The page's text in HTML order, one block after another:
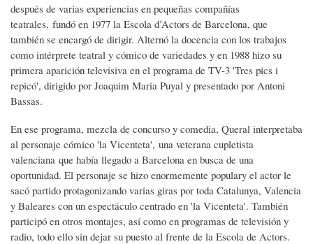
después de varias experiencias en pequeñas compañías
teatrales, fundó en 1977 la Escola d’Actors de Barcelona, que
también se encargó de dirigir. Alternó la docencia con los trabajos
como intérprete teatral y cómico de variedades y en 1988 hizo su
primera aparición televisiva en el programa de TV-3 'Tres pics i
repicó', dirigido por Joaquim Maria Puyal y presentado por Antoni
Bassas.
En ese programa, mezcla de concurso y comedia, Queral interpretaba
al personaje cómico 'la Vicenteta', una veterana cupletista
valenciana que había llegado a Barcelona en busca de una
oportunidad. El personaje se hizo enormemente populary el actor le
sacó partido protagonizando varias giras por toda Catalunya, Valencia
y Baleares con un espectáculo centrado en 'la Vicenteta'. También
participó en otros montajes, así como en programas de televisión y
radio, todo ello sin dejar su puesto al frente de la Escola de Actors.